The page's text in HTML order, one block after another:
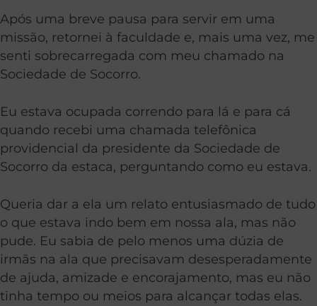
Após uma breve pausa para servir em uma
missão, retornei à faculdade e, mais uma vez, me
senti sobrecarregada com meu chamado na
Sociedade de Socorro.
Eu estava ocupada correndo para lá e para cá
quando recebi uma chamada telefônica
providencial da presidente da Sociedade de
Socorro da estaca, perguntando como eu estava.
Queria dar a ela um relato entusiasmado de tudo
o que estava indo bem em nossa ala, mas não
pude. Eu sabia de pelo menos uma dúzia de
irmãs na ala que precisavam desesperadamente
de ajuda, amizade e encorajamento, mas eu não
tinha tempo ou meios para alcançar todas elas.